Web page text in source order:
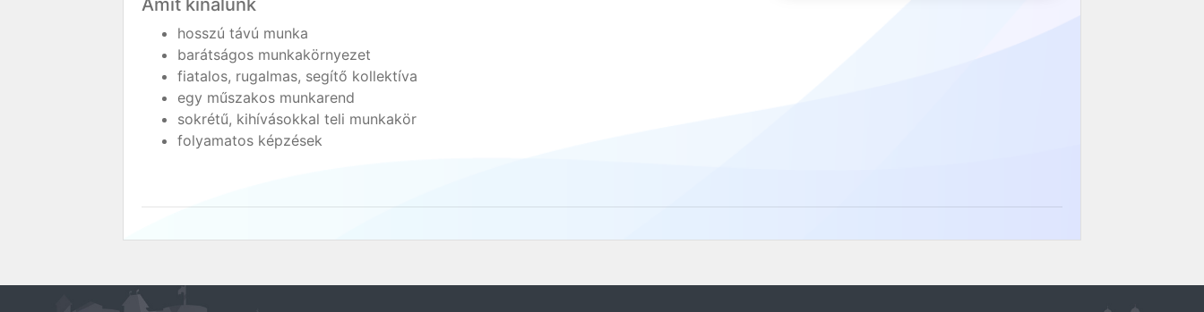
Amit kínálunk
hosszú távú munka
barátságos munkakörnyezet
fiatalos, rugalmas, segítő kollektíva
egy műszakos munkarend
sokrétű, kihívásokkal teli munkakör
folyamatos képzések